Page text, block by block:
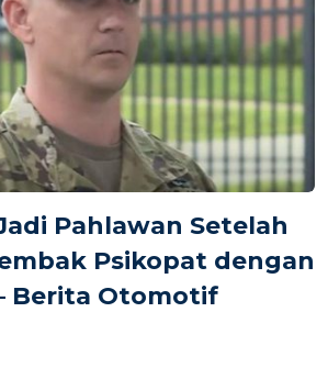
Pahlawan Setelah
Psikopat dengan
Berita Otomotif